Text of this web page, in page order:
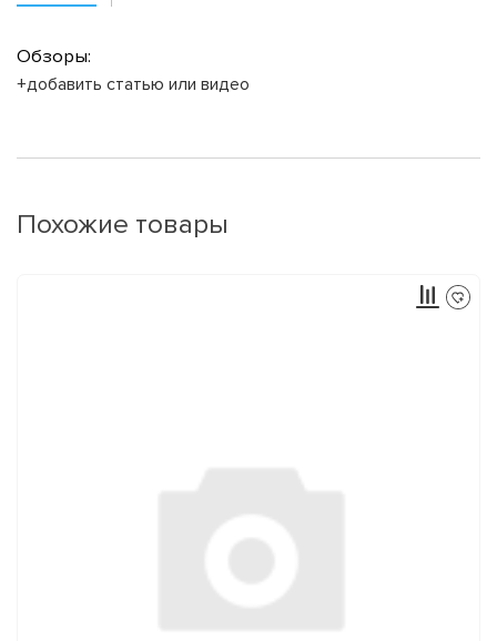
Обзоры:
+добавить статью или видео
Похожие товары